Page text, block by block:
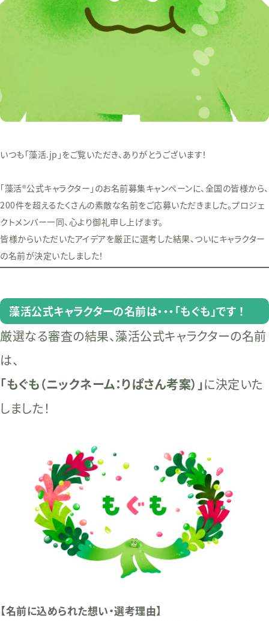
いつも「藻活.jp」をご覧いただき、ありがとうございます！
「藻活®公式キャラクター」のお名前募集キャンペーンに、全国の皆様から、
200件を超えるたくさんの素敵な名前をご応募いただきました。プロジェ
クトメンバー一同、心より御礼申し上げます。
皆様からいただいたアイデアを厳正に選考した結果、ついにキャラクター
の名前が決定いたしました！
藻活公式キャラクターの名前は・・・「もぐも」です ！
厳選なる審査の結果、藻活公式キャラクターの名前
は、
「もぐも（ニックネーム：りぱさん考案）」に決定いた
しました！
【名前に込められた想い・選考理由】